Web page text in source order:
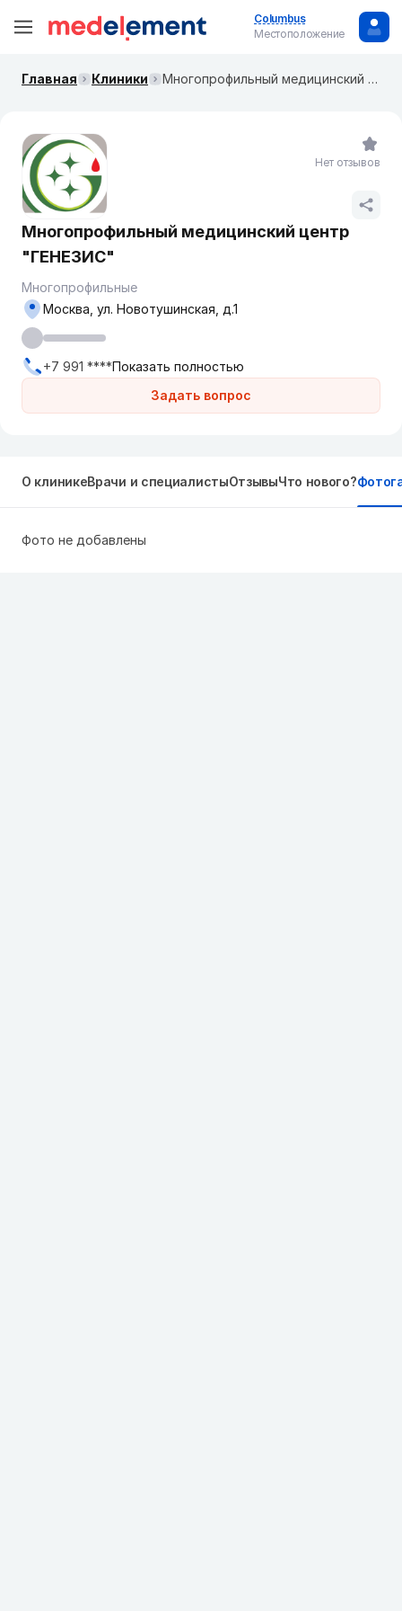
Columbus
Местоположение
Главная Клиники Многопрофильный медицинский центр "ГЕНЕЗИС"
Многопрофильный медицинский центр
"ГЕНЕЗИС"
Многопрофильные
Задать вопрос
Москва, ул. ​Новотушинская, д.1
+7 991 ****Показать полностью
Нет отзывов
О клиникеВрачи и специалистыОтзывыЧто нового?
Фото не добавлены